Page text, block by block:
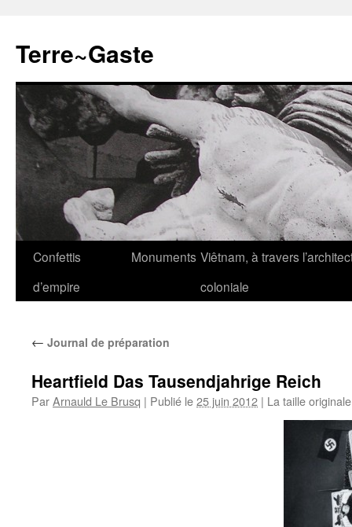
contenu
Terre~Gaste
Confettis
d’empire
Monuments Viêtnam, à travers
coloniale
← Journal de préparation
Heartfield Das Tausendjahrige Reich
ParArnauld Le Brusq | Publié le25 juin 2012 | La taille